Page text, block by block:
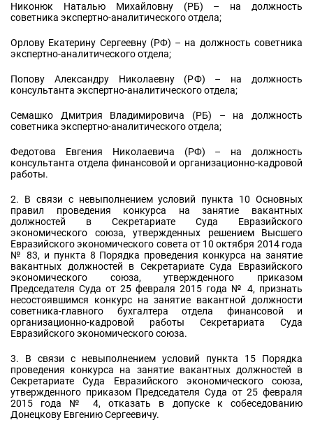
Никонюк Наталью Михайловну (РБ) – на должность
советника экспертно-аналитического отдела;
Орлову Екатерину Сергеевну (РФ) – на должность советника
экспертно-аналитического отдела;
Попову Александру Николаевну (РФ) – на должность
консультанта экспертно-аналитического отдела;
Семашко Дмитрия Владимировича (РБ) – на должность
советника экспертно-аналитического отдела;
Федотова Евгения Николаевича (РФ) – на должность
консультанта отдела финансовой и организационно-кадровой
работы.
2. В связи с невыполнением условий пункта 10 Основных
правил проведения конкурса на занятие вакантных
должностей в Секретариате Суда Евразийского
экономического союза, утвержденных решением Высшего
Евразийского экономического совета от 10 октября 2014 года
№ 83, и пункта 8 Порядка проведения конкурса на занятие
вакантных должностей в Секретариате Суда Евразийского
экономического союза, утвержденного приказом
Председателя Суда от 25 февраля 2015 года № 4, признать
несостоявшимся конкурс на занятие вакантной должности
советника-главного бухгалтера отдела финансовой и
организационно-кадровой работы Секретариата Суда
Евразийского экономического союза.
3. В связи с невыполнением условий пункта 15 Порядка
проведения конкурса на занятие вакантных должностей в
Секретариате Суда Евразийского экономического союза,
утвержденного приказом Председателя Суда от 25 февраля
2015 года № 4, отказать в допуске к собеседованию
Донецкову Евгению Сергеевичу.